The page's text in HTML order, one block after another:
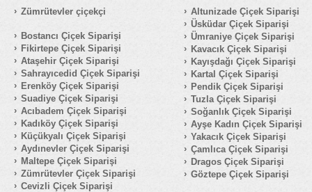
Zümrütevler çiçekçi
Bostancı Çiçek Siparişi
Fikirtepe Çiçek Siparişi
Ataşehir Çiçek Siparişi
Sahrayıcedid Çiçek Siparişi
Erenköy Çiçek Siparişi
Suadiye Çiçek Siparişi
Acıbadem Çiçek Siparişi
Kadıköy Çiçek Siparişi
Küçükyalı Çiçek Siparişi
Aydınevler Çiçek Siparişi
Maltepe Çiçek Siparişi
Zümrütevler Çiçek Siparişi
Cevizli Çiçek Siparişi
Altunizade Çiçek Siparişi
Üsküdar Çiçek Siparişi
Ümraniye Çiçek Siparişi
Kavacık Çiçek Siparişi
Kayışdağı Çiçek Siparişi
Kartal Çiçek Siparişi
Pendik Çiçek Siparişi
Tuzla Çiçek Siparişi
Soğanlık Çiçek Siparişi
Ayşe Kadın Çiçek Siparişi
Yakacık Çiçek Siparişi
Çamlıca Çiçek Siparişi
Dragos Çiçek Siparişi
Göztepe Çiçek Siparişi